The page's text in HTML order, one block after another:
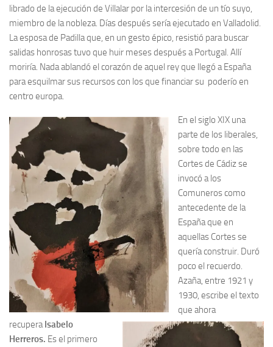
librado de la ejecución de Villalar por la intercesión de un tío suyo,
miembro de la nobleza. Días después sería ejecutado en Valladolid.
La esposa de Padilla que, en un gesto épico, resistió para buscar
salidas honrosas tuvo que huir meses después a Portugal. Allí
moriría. Nada ablandó el corazón de aquel rey que llegó a España
para esquilmar sus recursos con los que financiar su poderío en
centro europa.
En el siglo XIX una
parte de los liberales,
sobre todo en las
Cortes de Cádiz se
invocó a los
Comuneros como
antecedente de la
España que en
aquellas Cortes se
quería construir. Duró
poco el recuerdo.
Azaña, entre 1921 y
1930, escribe el texto
que ahora
recupera Isabelo
Herreros. Es el primero